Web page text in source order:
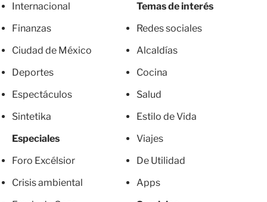
Internacional
Finanzas
Ciudad de México
Deportes
Espectáculos
Sintetika
Especiales
Foro Excélsior
Crisis ambiental
Temas de interés
Redes sociales
Alcaldías
Cocina
Salud
Estilo de Vida
Viajes
De Utilidad
Apps